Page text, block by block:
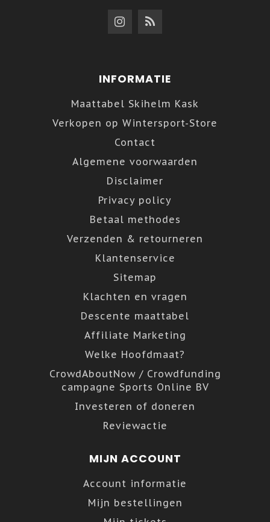
INFORMATIE
Maattabel Skihelm Kask
Verkopen op Wintersport-Store
Contact
Algemene voorwaarden
Disclaimer
Privacy policy
Betaal methodes
Verzenden & retourneren
Klantenservice
Sitemap
Klachten en vragen
Descente maattabel
Affiliate Marketing
Welke Hoofdmaat?
CrowdAboutNow / Crowdfunding
campagne Sports Online BV
Investeren of doneren
Reviewactie
MIJN ACCOUNT
Account informatie
Mijn bestellingen